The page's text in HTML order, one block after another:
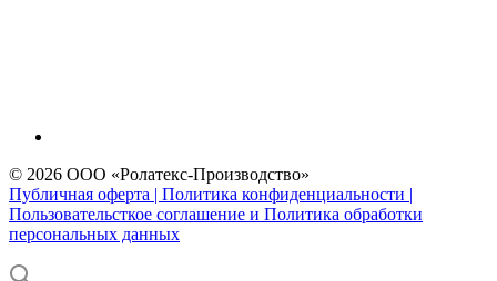
© 2026 ООО «Ролатекс-Производство»
Публичная оферта | Политика конфиденциальности |
Пользовательсткое соглашение и Политика обработки
персональных данных